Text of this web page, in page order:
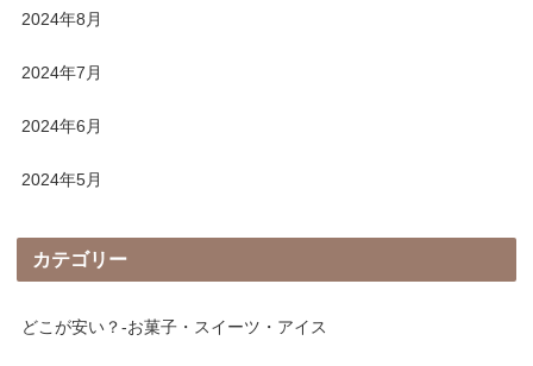
2024年8月
2024年7月
2024年6月
2024年5月
カテゴリー
どこが安い？-お菓子・スイーツ・アイス